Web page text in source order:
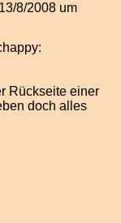
8/2008 um
Rückseite einer
doch alles